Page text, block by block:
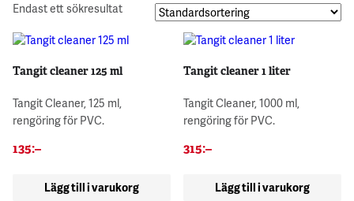
Endast ett sökresultat
Tangit cleaner 125 ml
Tangit Cleaner, 125 ml,
rengöring för PVC.
135:–
Lägg till i varukorg
Tangit cleaner 1 liter
Tangit Cleaner, 1000 ml,
rengöring för PVC.
315:–
Lägg till i varukorg